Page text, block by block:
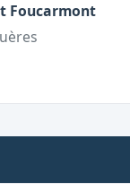
Foucarmont